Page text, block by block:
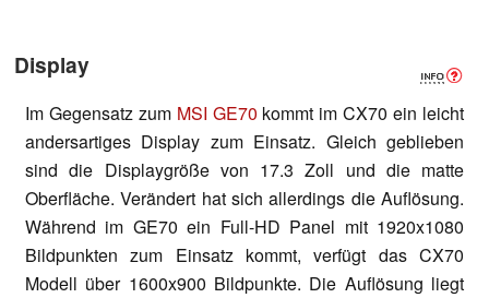
Display
Im Gegensatz zum MSI GE70 kommt im CX70 ein leicht
andersartiges Display zum Einsatz. Gleich geblieben
sind die Displaygröße von 17.3 Zoll und die matte
Oberfläche. Verändert hat sich allerdings die Auflösung.
Während im GE70 ein Full-HD Panel mit 1920x1080
Bildpunkten zum Einsatz kommt, verfügt das CX70
Modell über 1600x900 Bildpunkte. Die Auflösung liegt